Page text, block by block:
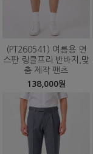
(PT260541) 여름용 면
스판 링클프리 반바지,맞
춤 제작 팬츠
138,000원